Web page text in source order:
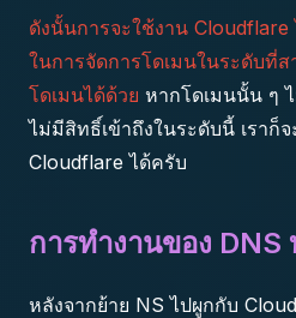
ดังนั้นการจะใช้งาน Cloudflare
ในการจัดการโดเมนในระดับที่
โดเมนได้ด้วย หากโดเมนนั้น ๆ
ไม่มีสิทธิ์เข้าถึงในระดับนี้ เราก็
Cloudflare ได้ครับ
การทำงานของ
หลังจากย้าย NS ไปผูกกับ